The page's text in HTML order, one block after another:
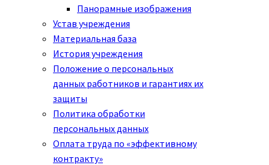
Панорамные изображения
Устав учреждения
Материальная база
История учреждения
Положение о персональных
данных работников и гарантиях их
защиты
Политика обработки
персональных данных
Оплата труда по «эффективному
контракту»